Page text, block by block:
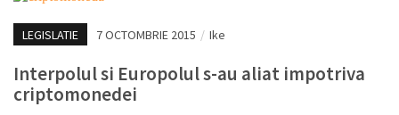
LEGISLATIE 7 OCTOMBRIE 2015 / Ike
Interpolul si Europolul s-au aliat impotriva
criptomonedei